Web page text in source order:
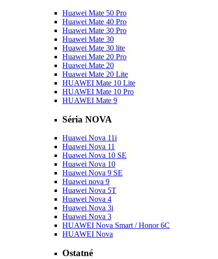
Huawei Mate 50 Pro
Huawei Mate 40 Pro
Huawei Mate 30 Pro
Huawei Mate 30
Huawei Mate 30 lite
Huawei Mate 20 Pro
Huawei Mate 20
Huawei Mate 20 Lite
HUAWEI Mate 10 Lite
HUAWEI Mate 10 Pro
HUAWEI Mate 9
Séria NOVA
Huawei Nova 11i
Huawei Nova 11
Huawei Nova 10 SE
Huawei Nova 10
Huawei Nova 9 SE
Huawei nova 9
Huawei Nova 5T
Huawei Nova 4
Huawei Nova 3i
Huawei Nova 3
HUAWEI Nova Smart / Honor 6C
HUAWEI Nova
Ostatné